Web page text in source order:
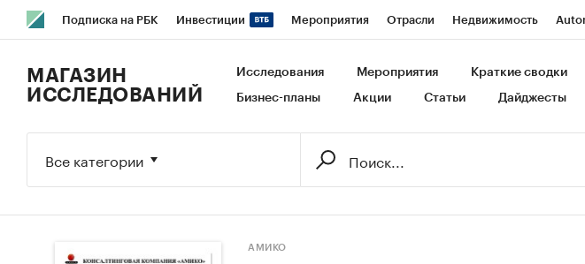
Подписка на РБК Инвестиции Мероприятия Отрасли Недвижимость
Исследования Кредитные рейтинги Франшизы Газета Спецпроекты СПб
МАГАЗИН
ИССЛЕДОВАНИЙ
Исследования Мероприятия Краткие сводки
Бизнес-планы Акции Статьи Дайджесты
Все категории
АМИКО